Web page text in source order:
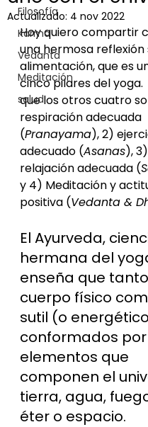
Filosofía
Karma
Vedanta
Meditación
salud
Actualizado: 4 nov 2022
Hoy quiero compartir
una hermosa
alimentación, que es
cinco pilares del yoga.
que los otros cuatro
respiración adecuada
(Pranayama), 2)
adecuado (Asanas), 3)
relajación adecuada (
y 4) Meditación y
positiva (Vedanta &
El Ayurveda,
hermana del
enseña que
cuerpo físico
sutil (o
conformados por
elementos que
componen el
tierra, agua,
éter o espacio.